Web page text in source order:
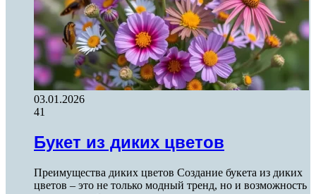
03.01.2026
41
Букет из диких цветов
Преимущества диких цветов Создание букета из диких
цветов – это не только модный тренд, но и возможность